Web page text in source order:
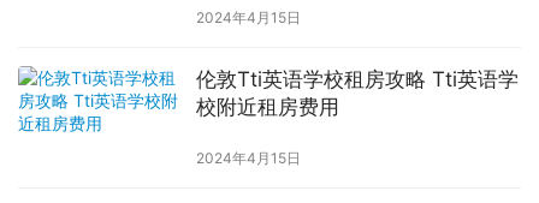
2024年4月15日
伦敦Tti英语学校租房攻略 Tti英语学
校附近租房费用
2024年4月15日